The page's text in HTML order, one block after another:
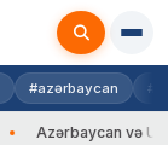
#azərbaycan
Azərbaycan və